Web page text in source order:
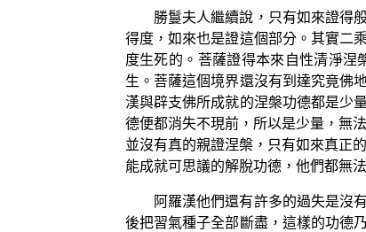
勝鬘夫人繼續說，只有如來證得
得度，如來也是證這個部分。其實二
度生死的。菩薩證得本來自性清淨涅
生。菩薩這個境界還沒有到達究竟佛
漢與辟支佛所成就的涅槃功德都是少
德便都消失不現前，所以是少量，無
並沒有真的親證涅槃，只有如來真正
能成就可思議的解脫功德，他們都無
阿羅漢他們還有許多的過失是沒
後把習氣種子全部斷盡，這樣的功德